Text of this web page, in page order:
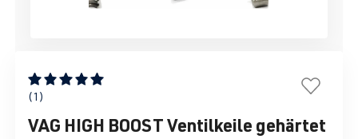
Durchschnittliche Bewertung von 5 von 5 Sternen
(1)
VAG HIGH BOOST Ventilkeile gehärtet